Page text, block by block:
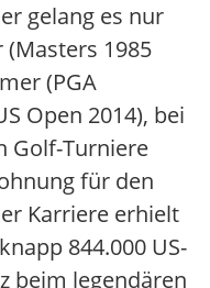
gelang es nur
1985
(PGA
Open 2014), bei
Golf-Turniere
für den
Karriere erhielt
844.000 US-
beim legendären